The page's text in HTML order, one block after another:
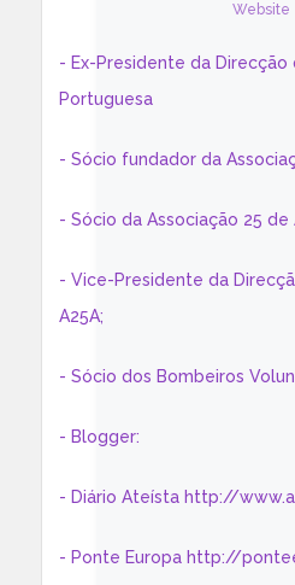
Website
- Ex-Presidente da Direcção
Portuguesa
- Sócio fundador da
- Sócio da Associação 25 de
- Vice-Presidente da
A25A;
- Sócio dos Bombeiros
- Blogger:
- Diário Ateísta http://
- Ponte Europa http://